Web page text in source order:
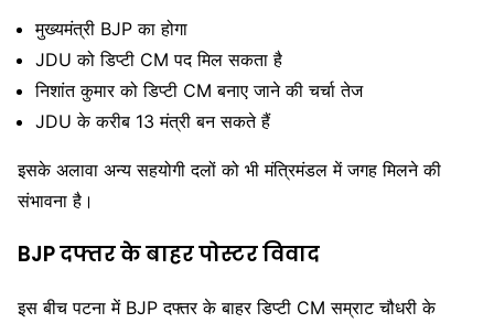
मुख्यमंत्री BJP का होगा
JDU को डिप्टी CM पद मिल सकता है
निशांत कुमार को डिप्टी CM बनाए जाने की चर्चा तेज
JDU के करीब 13 मंत्री बन सकते हैं
इसके अलावा अन्य सहयोगी दलों को भी मंत्रिमंडल में जगह मिलने की
संभावना है।
BJP दफ्तर के बाहर पोस्टर विवाद
इस बीच पटना में BJP दफ्तर के बाहर डिप्टी CMसम्राट चौधरी के